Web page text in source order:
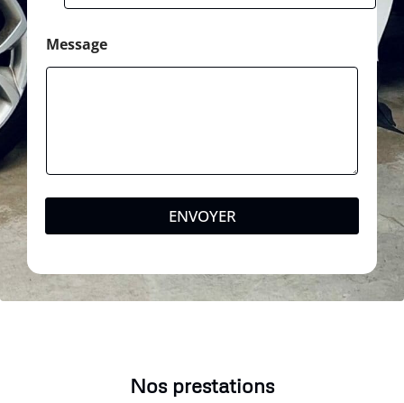
Message
ENVOYER
Nos prestations